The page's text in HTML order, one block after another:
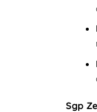
Sgp